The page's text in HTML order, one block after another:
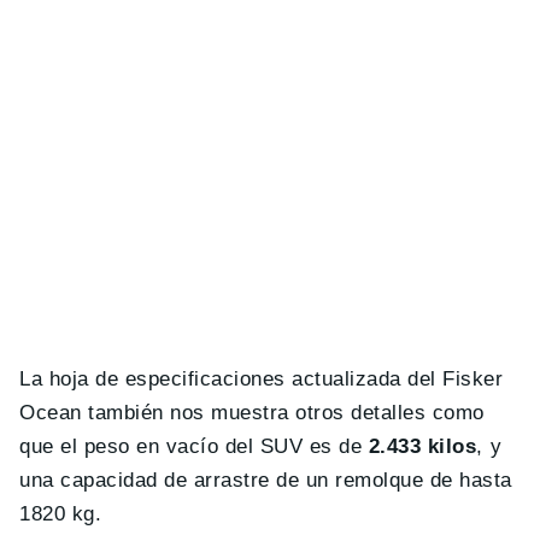
La hoja de especificaciones actualizada del Fisker
Ocean también nos muestra otros detalles como
que el peso en vacío del SUV es de 2.433 kilos, y
una capacidad de arrastre de un remolque de hasta
1820 kg.